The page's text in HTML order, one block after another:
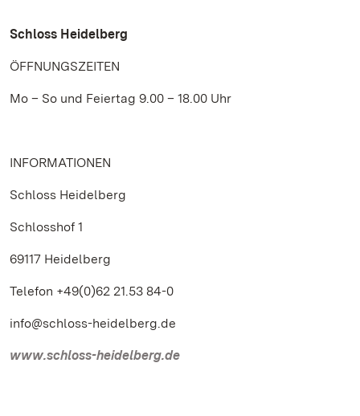
Schloss Heidelberg
ÖFFNUNGSZEITEN
Mo – So und Feiertag 9.00 – 18.00 Uhr
INFORMATIONEN
Schloss Heidelberg
Schlosshof 1
69117 Heidelberg
Telefon +49(0)62 21.53 84-0
info@schloss-heidelberg.de
www.schloss-heidelberg.de